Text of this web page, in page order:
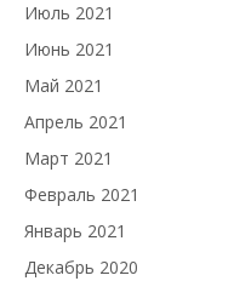
Июль 2021
Июнь 2021
Май 2021
Апрель 2021
Март 2021
Февраль 2021
Январь 2021
Декабрь 2020